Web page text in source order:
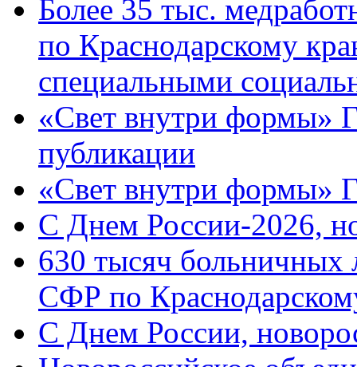
Более 35 тыс.
по Краснодарскому
специальными
«Свет внутри формы»
публикации
«Свет внутри формы»
C Днем России-2026,
630 тысяч больничных
СФР по
C Днем России,